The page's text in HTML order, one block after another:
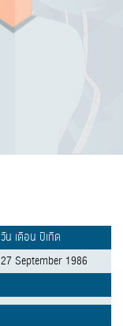
วัน เดือน ปีเกิด
27 September 1986